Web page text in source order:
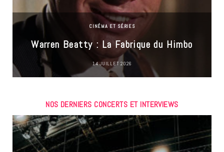
CINÉMA ET SÉRIES
Warren Beatty : La Fabrique du Himbo
14 JUILLET 2026
NOS DERNIERS CONCERTS ET INTERVIEWS